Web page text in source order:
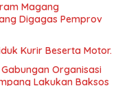
Magang
Digagas Pemprov
Kurir Beserta Motor.
Organisasi
Lakukan Baksos